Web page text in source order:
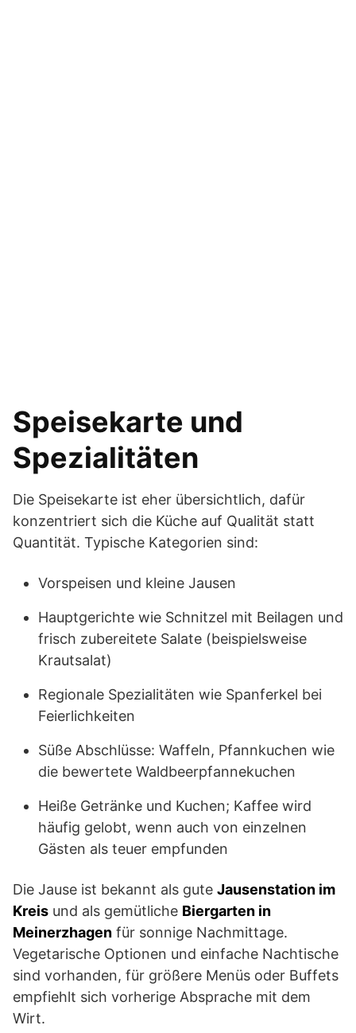
Speisekarte und
Spezialitäten
Die Speisekarte ist eher übersichtlich, dafür
konzentriert sich die Küche auf Qualität statt
Quantität. Typische Kategorien sind:
Vorspeisen und kleine Jausen
Hauptgerichte wie Schnitzel mit Beilagen und
frisch zubereitete Salate (beispielsweise
Krautsalat)
Regionale Spezialitäten wie Spanferkel bei
Feierlichkeiten
Süße Abschlüsse: Waffeln, Pfannkuchen wie
die bewertete Waldbeerpfannekuchen
Heiße Getränke und Kuchen; Kaffee wird
häufig gelobt, wenn auch von einzelnen
Gästen als teuer empfunden
Die Jause ist bekannt als gute Jausenstation im
Kreis und als gemütliche Biergarten in
Meinerzhagen für sonnige Nachmittage.
Vegetarische Optionen und einfache Nachtische
sind vorhanden, für größere Menüs oder Buffets
empfiehlt sich vorherige Absprache mit dem
Wirt.